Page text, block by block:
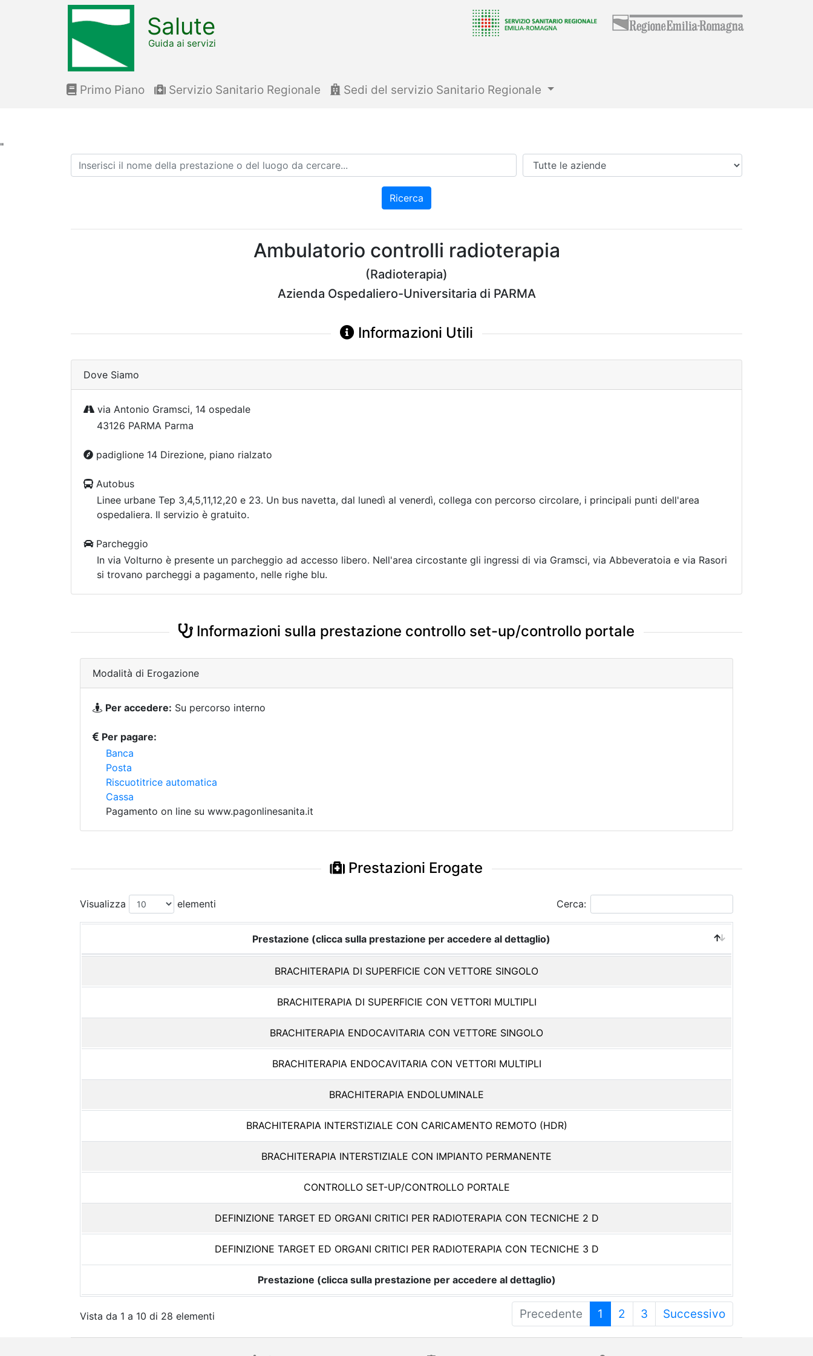
"
Salute
Guida ai servizi
Primo Piano Servizio Sanitario Regionale Sedi del servizio Sanitario Regionale
Ricerca Azienda
Ricerca
Ambulatorio controlli radioterapia
(Radioterapia)
Azienda Ospedaliero-Universitaria di PARMA
Informazioni Utili
Dove Siamo
via Antonio Gramsci, 14 ospedale
43126 PARMA Parma
padiglione 14 Direzione, piano rialzato
Autobus
Linee urbane Tep 3,4,5,11,12,20 e 23. Un bus navetta, dal lunedì al venerdì, collega con percorso circolare, i principali punti dell'area
ospedaliera. Il servizio è gratuito.
Parcheggio
In via Volturno è presente un parcheggio ad accesso libero. Nell'area circostante gli ingressi di via Gramsci, via Abbeveratoia e via Rasori
si trovano parcheggi a pagamento, nelle righe blu.
Informazioni sulla prestazione controllo set-up/controllo portale
Modalità di Erogazione
Per accedere: Su percorso interno
Per pagare:
Banca
Posta
Riscuotitrice automatica
Cassa
Pagamento on line su www.pagonlinesanita.it
Prestazioni Erogate
Visualizza elementi Cerca:
Prestazione (clicca sulla prestazione per accedere al dettaglio)
BRACHITERAPIA DI SUPERFICIE CON VETTORE SINGOLO
BRACHITERAPIA DI SUPERFICIE CON VETTORI MULTIPLI
BRACHITERAPIA ENDOCAVITARIA CON VETTORE SINGOLO
BRACHITERAPIA ENDOCAVITARIA CON VETTORI MULTIPLI
BRACHITERAPIA ENDOLUMINALE
BRACHITERAPIA INTERSTIZIALE CON CARICAMENTO REMOTO (HDR)
BRACHITERAPIA INTERSTIZIALE CON IMPIANTO PERMANENTE
CONTROLLO SET-UP/CONTROLLO PORTALE
DEFINIZIONE TARGET ED ORGANI CRITICI PER RADIOTERAPIA CON TECNICHE 2 D
DEFINIZIONE TARGET ED ORGANI CRITICI PER RADIOTERAPIA CON TECNICHE 3 D
Prestazione (clicca sulla prestazione per accedere al dettaglio)
Vista da 1 a 10 di 28 elementi Precedente 1 2 3 Successivo